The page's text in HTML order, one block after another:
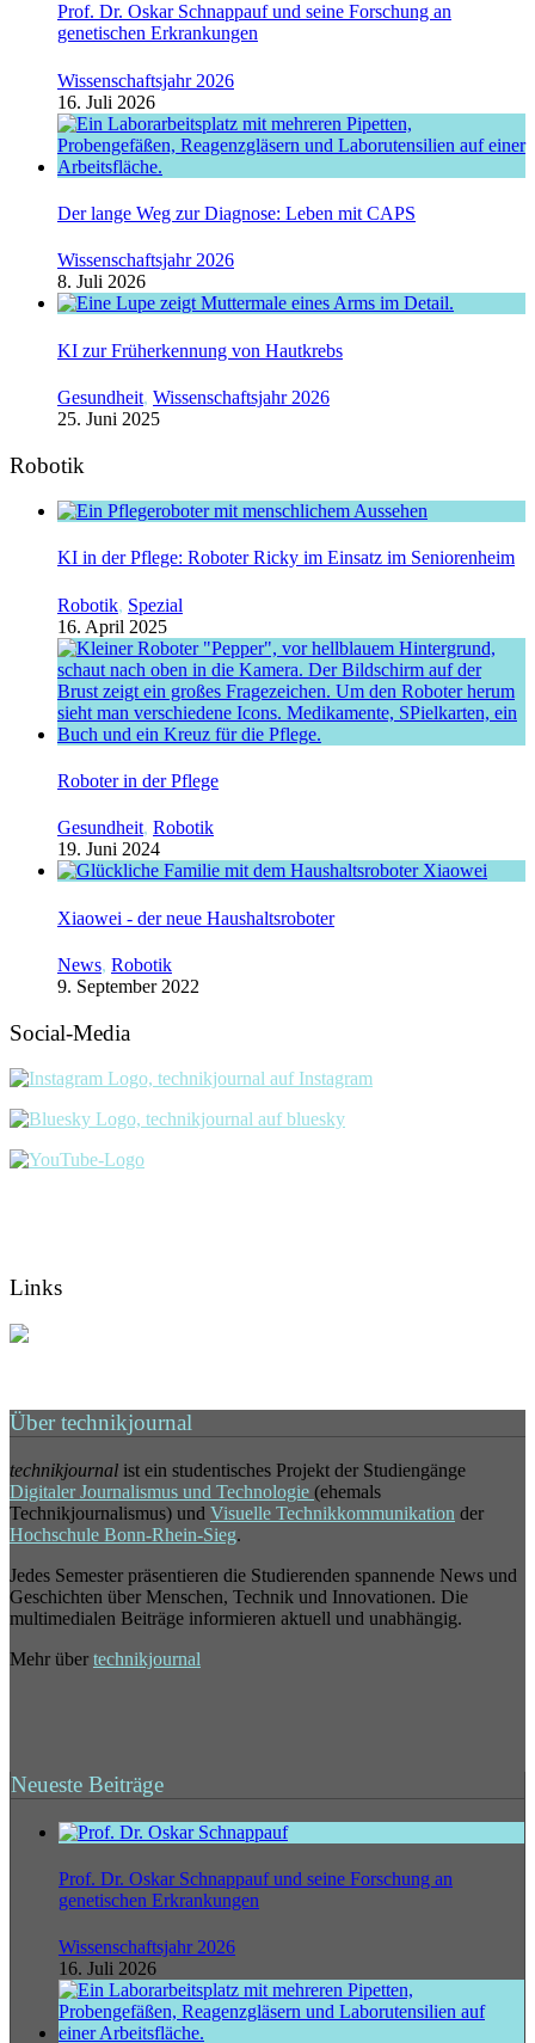
Prof. Dr. Oskar Schnappauf und seine Forschung an
genetischen Erkrankungen
Wissenschaftsjahr 2026
16. Juli 2026
Der lange Weg zur Diagnose: Leben mit CAPS
Wissenschaftsjahr 2026
8. Juli 2026
KI zur Früherkennung von Hautkrebs
Gesundheit, Wissenschaftsjahr 2026
25. Juni 2025
Robotik
KI in der Pflege: Roboter Ricky im Einsatz im Seniorenheim
Robotik, Spezial
16. April 2025
Roboter in der Pflege
Gesundheit, Robotik
19. Juni 2024
Xiaowei - der neue Haushaltsroboter
News, Robotik
9. September 2022
Social-Media
Links
Über technikjournal
technikjournal ist ein studentisches Projekt der Studiengänge
Digitaler Journalismus und Technologie (ehemals
Technikjournalismus) und Visuelle Technikkommunikation der
Hochschule Bonn-Rhein-Sieg.
Jedes Semester präsentieren die Studierenden spannende News und
Geschichten über Menschen, Technik und Innovationen. Die
multimedialen Beiträge informieren aktuell und unabhängig.
Mehr über technikjournal
Neueste Beiträge
Prof. Dr. Oskar Schnappauf und seine Forschung an
genetischen Erkrankungen
Wissenschaftsjahr 2026
16. Juli 2026